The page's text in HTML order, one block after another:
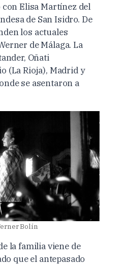
con Elisa Martínez del
de San Isidro. De
los actuales
de Málaga. La
Oñati
(La Rioja), Madrid y
se asentaron a
Bolín
la familia viene de
que el antepasado